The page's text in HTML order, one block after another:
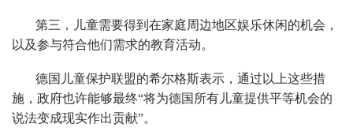
第三，儿童需要得到在家庭周边地区娱乐休闲的机会，
以及参与符合他们需求的教育活动。
德国儿童保护联盟的希尔格斯表示，通过以上这些措
施，政府也许能够最终“将为德国所有儿童提供平等机会的
说法变成现实作出贡献”。